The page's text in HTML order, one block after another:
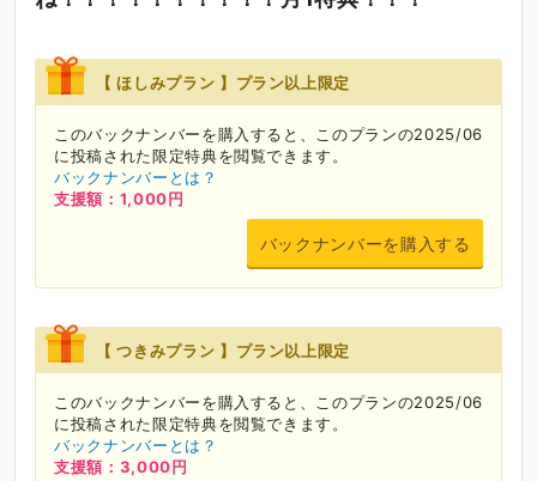
【 ほしみプラン 】プラン以上限定
このバックナンバーを購入すると、このプランの2025/06
に投稿された限定特典を閲覧できます。
バックナンバーとは？
支援額：1,000円
バックナンバーを購入する
【 つきみプラン 】プラン以上限定
このバックナンバーを購入すると、このプランの2025/06
に投稿された限定特典を閲覧できます。
バックナンバーとは？
支援額：3,000円